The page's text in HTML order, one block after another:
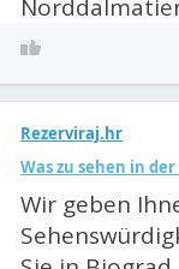
Rezerviraj.hr
Was zu sehen in
Wir geben